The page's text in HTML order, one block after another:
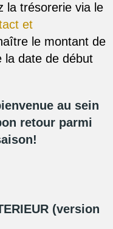
la trésorerie via le
et
le montant de
la date de début
au sein
retour parmi
(version